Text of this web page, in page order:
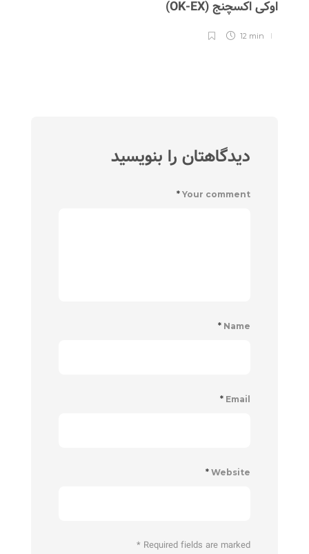
اوکی اکسچنج (OK-EX)
12 min
دیدگاهتان را بنویسید
Your comment
*
Name
*
Email
*
Website
*
Required fields are marked
*